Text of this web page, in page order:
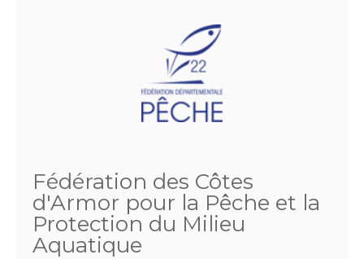
Fédération des Côtes
d'Armor pour la Pêche et la
Protection du Milieu
Aquatique